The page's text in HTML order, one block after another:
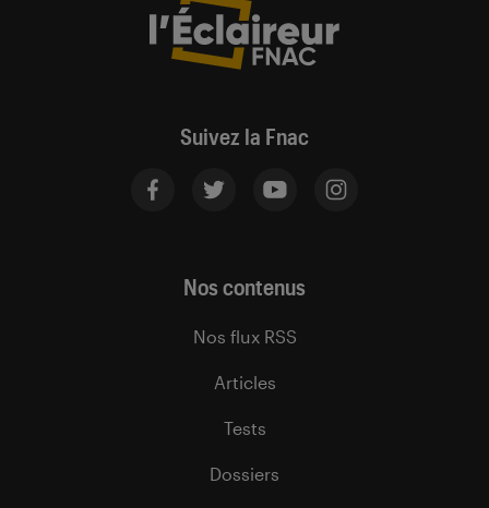
Suivez la Fnac
Nos contenus
Nos flux RSS
Articles
Tests
Dossiers